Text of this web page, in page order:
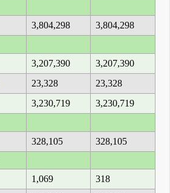
3,804,298 3,804,298
3,207,390 3,207,390
23,328 23,328
3,230,719 3,230,719
328,105 328,105
1,069 318